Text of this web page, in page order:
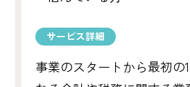
サービス詳細
事業のスタートから最初の